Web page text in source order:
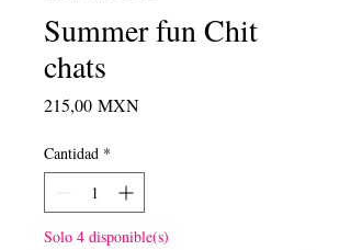
Summer fun Chit
chats
215,00 MXNPrecio
Cantidad *
Solo 4 disponible(s)